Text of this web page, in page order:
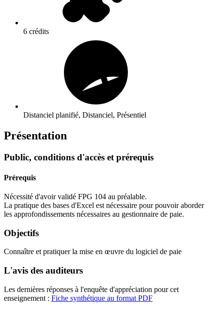
6 crédits
Distanciel planifié, Distanciel, Présentiel
Présentation
Public, conditions d'accès et prérequis
Prérequis
Nécessité d'avoir validé FPG 104 au préalable.
La pratique des bases d'Excel est nécessaire pour pouvoir aborder
les approfondissements nécessaires au gestionnaire de paie.
Objectifs
Connaître et pratiquer la mise en œuvre du logiciel de paie
L'avis des auditeurs
Les dernières réponses à l'enquête d'appréciation pour cet
enseignement : Fiche synthétique au format PDF